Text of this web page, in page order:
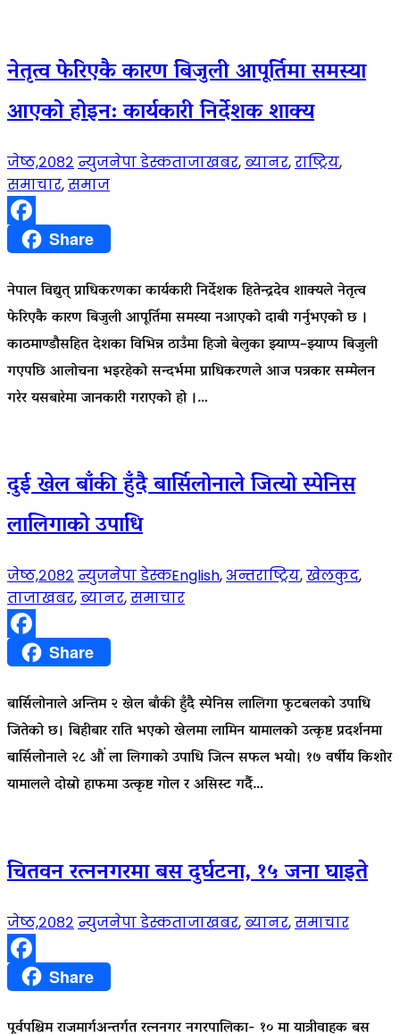
नेतृत्व फेरिएकै कारण बिजुली आपूर्तिमा समस्या
आएको होइन: कार्यकारी निर्देशक शाक्य
जेष्ठ,२०८२ न्युजनेपा डेस्कताजाखबर,ब्यानर,राष्ट्रिय,
समाचार,समाज
FacebookShare
नेपाल विद्युत् प्राधिकरणका कार्यकारी निर्देशक हितेन्द्रदेव शाक्यले नेतृत्व
फेरिएकै कारण बिजुली आपूर्तिमा समस्या नआएको दाबी गर्नुभएको छ ।
काठमाण्डौसहित देशका विभिन्न ठाउँमा हिजो बेलुका झ्याप्प–झ्याप्प बिजुली
गएपछि आलोचना भइरहेको सन्दर्भमा प्राधिकरणले आज पत्रकार सम्मेलन
गरेर यसबारेमा जानकारी गराएकाे हो ।…
दुई खेल बाँकी हुँदै बार्सिलोनाले जित्यो स्पेनिस
लालिगाको उपाधि
जेष्ठ,२०८२ न्युजनेपा डेस्कEnglish,अन्तराष्ट्रिय,खेलकुद,
ताजाखबर,ब्यानर,समाचार
FacebookShare
बार्सिलोनाले अन्तिम २ खेल बाँकी हुँदै स्पेनिस लालिगा फुटबलको उपाधि
जितेको छ। बिहीबार राति भएको खेलमा लामिन यामालको उत्कृष्ट प्रदर्शनमा
बार्सिलोनाले २८ औं ला लिगाको उपाधि जित्न सफल भयो। १७ वर्षीय किशोर
यामालले दोस्रो हाफमा उत्कृष्ट गोल र असिस्ट गर्दै…
चितवन रत्ननगरमा बस दुर्घटना, १५ जना घाइते
जेष्ठ,२०८२ न्युजनेपा डेस्कताजाखबर,ब्यानर,समाचार
FacebookShare